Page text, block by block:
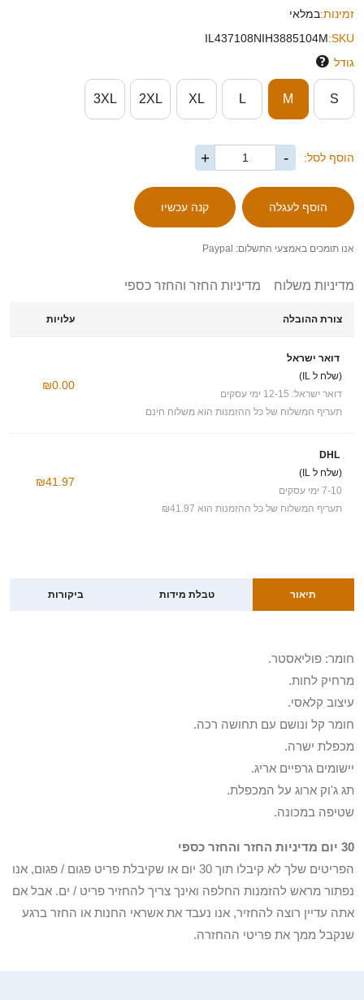
זמינות:במלאי
SKU:
IL437108NIH3885104M
גודל
S
M
L
XL
2XL
3XL
הוסף לסל: -
+
אנו תומכים באמצעי התשלום: Paypal
מדיניות משלוח מדיניות החזר והחזר כספי
צורת ההובלה עלויות
דואר ישראל
(שלח ל IL)
דואר ישראל: 12-15 ימי עסקים
תעריף המשלוח של כל ההזמנות הוא משלוח חינם
₪0.00
DHL
(שלח ל IL)
7-10 ימי עסקים
תעריף המשלוח של כל ההזמנות הוא ₪41.97
₪41.97
תיאור טבלת מידות ביקורות
חומר: פוליאסטר.
מרחיק לחות.
עיצוב קלאסי.
חומר קל ונושם עם תחושה רכה.
מכפלת ישרה.
יישומים גרפיים אריג.
תג ג'וק ארוג על המכפלת.
שטיפה במכונה.
30 יום מדיניות החזר והחזר כספי
הפריטים שלך לא קיבלו תוך 30 יום או שקיבלת פריט פגום / פגום, אנו
נפתור מראש להזמנות החלפה ואינך צריך להחזיר פריט / ים. אבל אם
אתה עדיין רוצה להחזיר, אנו נעבד את אשראי החנות או החזר ברגע
שנקבל ממך את פריטי ההחזרה.